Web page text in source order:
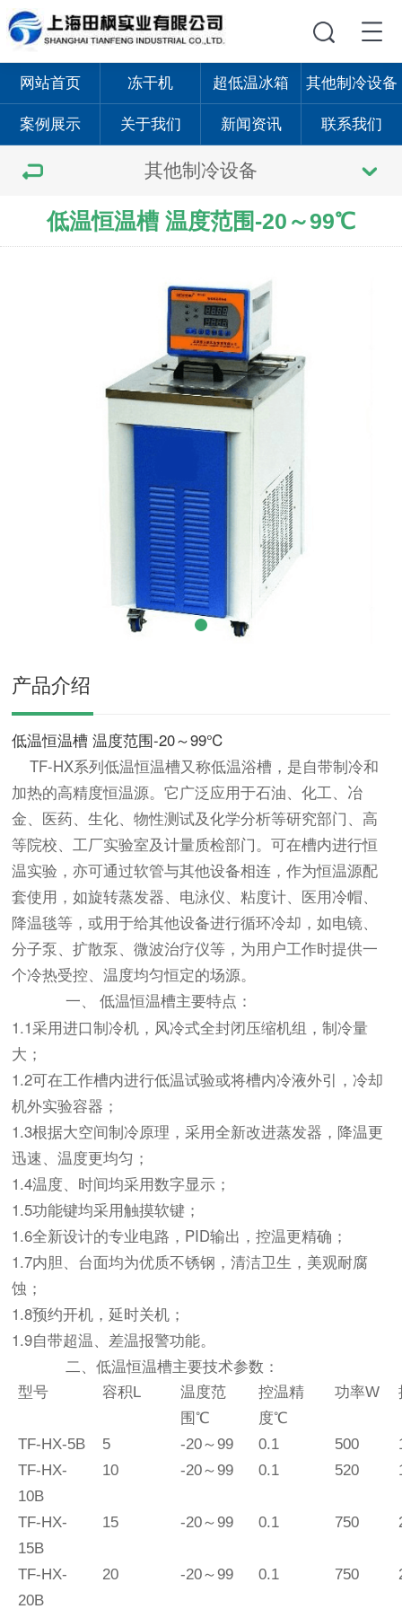
网站首页 冻干机 超低温冰箱 其他制冷设备
案例展示 关于我们 新闻资讯 联系我们
其他制冷设备
低温恒温槽 温度范围-20～99℃
产品介绍
低温恒温槽 温度范围-20～99℃
TF-HX系列低温恒温槽又称低温浴槽，是自带制冷和
加热的高精度恒温源。它广泛应用于石油、化工、冶
金、医药、生化、物性测试及化学分析等研究部门、高
等院校、工厂实验室及计量质检部门。可在槽内进行恒
温实验，亦可通过软管与其他设备相连，作为恒温源配
套使用，如旋转蒸发器、电泳仪、粘度计、医用冷帽、
降温毯等，或用于给其他设备进行循环冷却，如电镜、
分子泵、扩散泵、微波治疗仪等，为用户工作时提供一
个冷热受控、温度均匀恒定的场源。
一、
低温恒温槽主要特点：
1.1采用进口制冷机，风冷式全封闭压缩机组，制冷量
大；
1.2可在工作槽内进行低温试验或将槽内冷液外引，冷却
机外实验容器；
1.3根据大空间制冷原理，采用全新改进蒸发器，降温更
迅速、温度更均匀；
1.4温度、时间均采用数字显示；
1.5功能键均采用触摸软键；
1.6全新设计的专业电路，PID输出，控温更精确；
1.7内胆、台面均为优质不锈钢，清洁卫生，美观耐腐
蚀；
1.8预约开机，延时关机；
1.9自带超温、差温报警功能。
二、低温恒温槽主要技术参数：
型号 容积L
温度范
围℃
控温精
度℃
功率W
TF-HX-5B
5 -20～99 0.1 500
TF-HX-
10B
10 -20～99 0.1 520
TF-HX-
15B
15 -20～99 0.1 750
TF-HX-
20B
20 -20～99 0.1 750